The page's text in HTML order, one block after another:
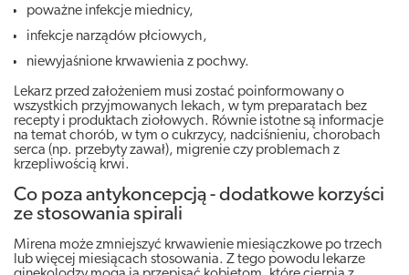
poważne infekcje miednicy,
infekcje narządów płciowych,
niewyjaśnione krwawienia z pochwy.
Lekarz przed założeniem musi zostać poinformowany o
wszystkich przyjmowanych lekach, w tym preparatach bez
recepty i produktach ziołowych. Równie istotne są informacje
na temat chorób, w tym o cukrzycy, nadciśnieniu, chorobach
serca (np. przebyty zawał), migrenie czy problemach z
krzepliwością krwi.
Co poza antykoncepcją - dodatkowe korzyści
ze stosowania spirali
Mirena może zmniejszyć krwawienie miesiączkowe po trzech
lub więcej miesiącach stosowania. Z tego powodu lekarze